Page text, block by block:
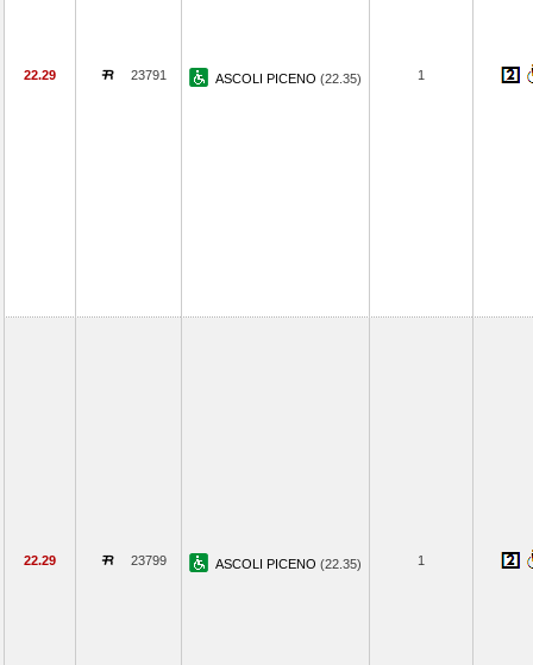
22.29 23791 ASCOLI PICENO (22.35) 1
22.29 23799 ASCOLI PICENO (22.35) 1